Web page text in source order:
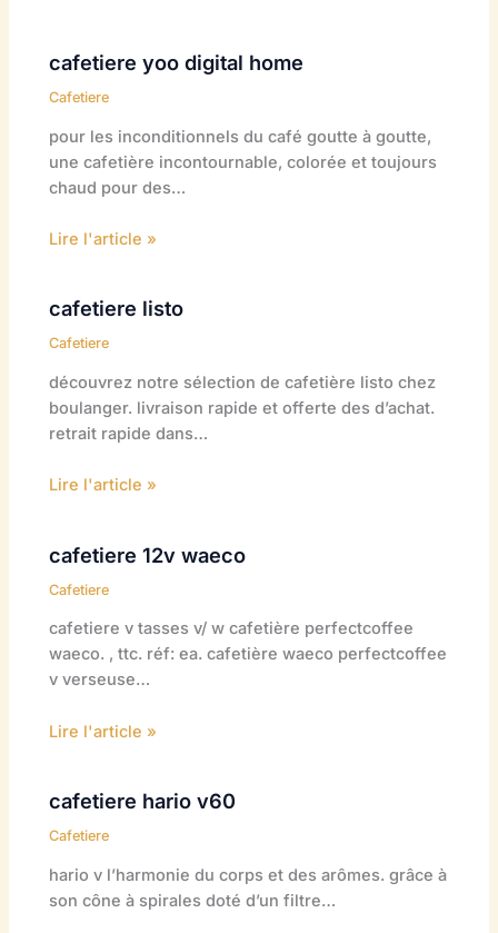
cafetiere yoo digital home
Cafetiere
pour les inconditionnels du café goutte à goutte,
une cafetière incontournable, colorée et toujours
chaud pour des…
Lire l'article »
cafetiere listo
Cafetiere
découvrez notre sélection de cafetière listo chez
boulanger. livraison rapide et offerte des d’achat.
retrait rapide dans…
Lire l'article »
cafetiere 12v waeco
Cafetiere
cafetiere v tasses v/ w cafetière perfectcoffee
waeco. , ttc. réf: ea. cafetière waeco perfectcoffee
v verseuse…
Lire l'article »
cafetiere hario v60
Cafetiere
hario v l’harmonie du corps et des arômes. grâce à
son cône à spirales doté d’un filtre…